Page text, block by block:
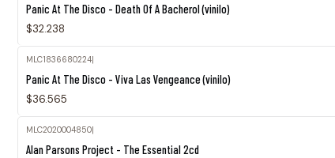
Panic At The Disco - Death Of A Bacherol (vinilo)
$32.238
MLC1836680224|
Panic At The Disco - Viva Las Vengeance (vinilo)
$36.565
MLC2020004850|
Alan Parsons Project - The Essential 2cd